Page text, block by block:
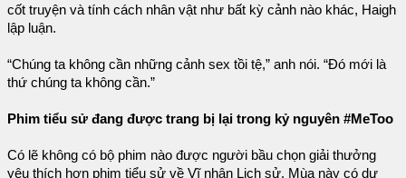
cốt truyện và tính cách nhân vật như bất kỳ cảnh nào khác, Haigh
lập luận.
“Chúng ta không cần những cảnh sex tồi tệ,” anh nói. “Đó mới là
thứ chúng ta không cần.”
Phim tiểu sử đang được trang bị lại trong kỷ nguyên #MeToo
Có lẽ không có bộ phim nào được người bầu chọn giải thưởng
yêu thích hơn phim tiểu sử về Vĩ nhân Lịch sử. Mùa này có dư